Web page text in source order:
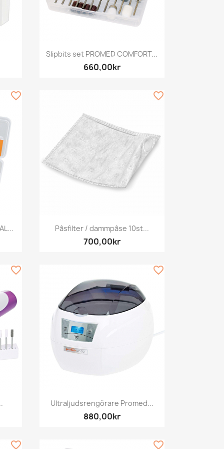
Snabbvy
Slipbits set PROMED COMFORT...
660,00kr
favorite_border
Snabbvy
Påsfilter / dammpåse 10st...
700,00kr
favorite_border
favorite_border
Snabbvy
Ultraljudsrengörare Promed...
880,00kr
favorite_border
favorite_border favorite_border